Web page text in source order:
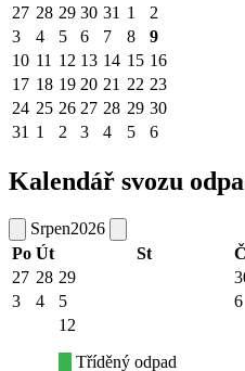
27 28 29 30 31 1
2
3
4 5 6 7 8
9
10 11 12 13 14 15 16
17 18 19 20 21 22 23
24 25 26 27 28 29 30
31 1 2 3 4 5 6
Kalendář svozu
Srpen2026
Po Út St
27 28 29
3
4 5 6
12
Tříděný odpad